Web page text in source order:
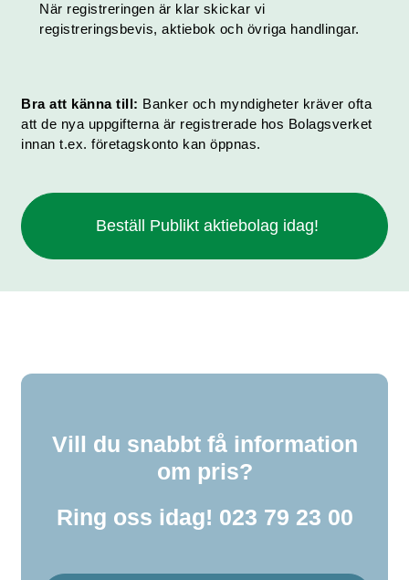
När registreringen är klar skickar vi
registreringsbevis, aktiebok och övriga handlingar.
Bra att känna till: Banker och myndigheter kräver ofta
att de nya uppgifterna är registrerade hos Bolagsverket
innan t.ex. företagskonto kan öppnas.
Beställ Publikt aktiebolag idag!
Vill du snabbt få information
om pris?
Ring oss idag! 023 79 23 00